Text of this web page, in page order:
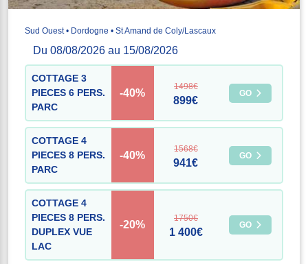
Sud Ouest • Dordogne • St Amand de Coly/Lascaux
Du 08/08/2026 au 15/08/2026
COTTAGE 3
PIECES 6 PERS.
PARC
-40%
1498€
899€
GO
COTTAGE 4
PIECES 8 PERS.
PARC
-40%
1568€
941€
GO
COTTAGE 4
PIECES 8 PERS.
DUPLEX VUE
LAC
-20%
1750€
1 400€
GO